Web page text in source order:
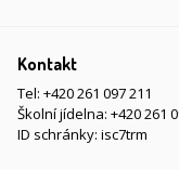
Kontakt
Tel: +420 261 097 211
Školní jídelna: +420 261
ID schránky: isc7trm